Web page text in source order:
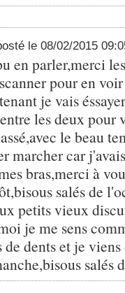
le 08/02/2015
en parler,merci
pour en
je vais
les deux
le beau
marcher car
bras,merci à
salés de
petits vieux
je me sens
dents et je
salés